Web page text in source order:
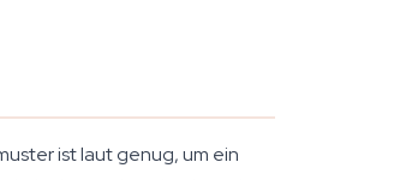
ist laut genug, um ein